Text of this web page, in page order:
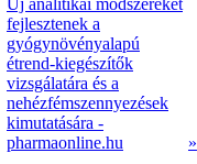
Új analitikai módszereket
fejlesztenek a
gyógynövényalapú
étrend-kiegészítők
vizsgálatára és a
nehézfémszennyezések
kimutatására -
pharmaonline.hu
»